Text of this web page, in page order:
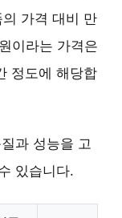
가격 대비 만
이라는 가격은
정도에 해당합
과 성능을 고
있습니다.